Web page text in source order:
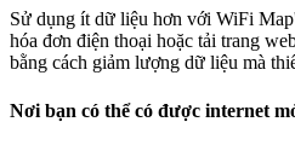
Sử dụng ít dữ liệu hơn với WiFi
hóa đơn điện thoại hoặc tải trang
bằng cách giảm lượng dữ liệu mà
Nơi bạn có thể có được internet